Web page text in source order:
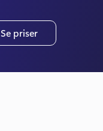
Se priser